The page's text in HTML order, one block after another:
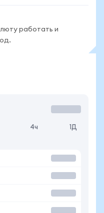
работать и
4ч 1Д